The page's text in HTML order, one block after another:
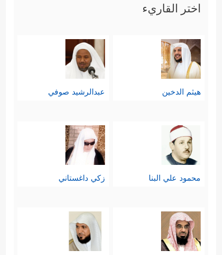
اختر القاريء
هيثم الدخين عبدالرشيد صوفي
محمود علي البنا زكي داغستاني